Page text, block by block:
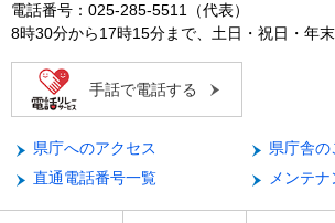
電話番号：025-285-5511（代表）
8時30分から17時15分まで、土日・祝日・年末
手話で電話する
県庁へのアクセス
県庁舎の
直通電話番号一覧
メンテナ